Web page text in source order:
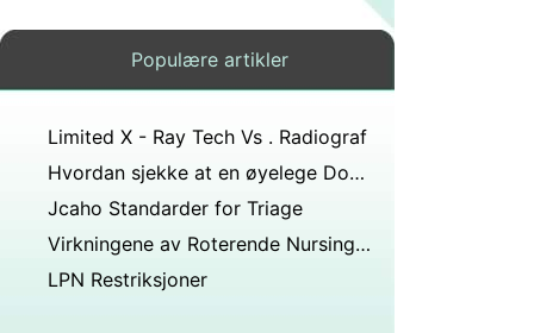
Populære artikler
Limited X - Ray Tech Vs . Radiograf
Hvordan sjekke at en øyelege Doctor er styret sertifisert
Jcaho Standarder for Triage
Virkningene av Roterende Nursing Flytter
LPN Restriksjoner